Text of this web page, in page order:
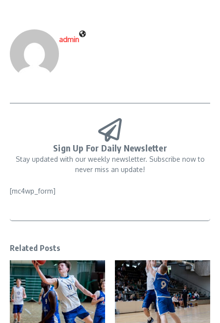
admin
Sign Up For Daily Newsletter
Stay updated with our weekly newsletter. Subscribe now to
never miss an update!
[mc4wp_form]
Related Posts